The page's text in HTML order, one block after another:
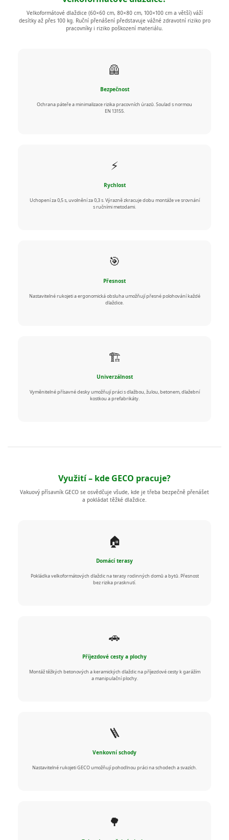
Velkoformátové dlaždice (60×60 cm, 80×80 cm, 100×100 cm a větší) váží
desítky až přes 100 kg. Ruční přenášení představuje vážné zdravotní riziko pro
pracovníky i riziko poškození materiálu.
🦺
Bezpečnost
Ochrana páteře a minimalizace rizika pracovních úrazů. Soulad s normou
EN 13155.
⚡
Rychlost
Uchopení za 0,5 s, uvolnění za 0,3 s. Výrazně zkracuje dobu montáže ve srovnání
s ručními metodami.
🎯
Přesnost
Nastavitelné rukojeti a ergonomická obsluha umožňují přesné polohování každé
dlaždice.
🏗️
Univerzálnost
Vyměnitelné přísavné desky umožňují práci s dlažbou, žulou, betonem, dlažební
kostkou a prefabrikáty.
Využití – kde GECO pracuje?
Vakuový přísavník GECO se osvědčuje všude, kde je třeba bezpečně přenášet
a pokládat těžké dlaždice.
🏠
Domácí terasy
Pokládka velkoformátových dlaždic na terasy rodinných domů a bytů. Přesnost
bez rizika prasknutí.
🚗
Příjezdové cesty a plochy
Montáž těžkých betonových a keramických dlaždic na příjezdové cesty k garážím
a manipulační plochy.
🪜
Venkovní schody
Nastavitelné rukojeti GECO umožňují pohodlnou práci na schodech a svazích.
🌳